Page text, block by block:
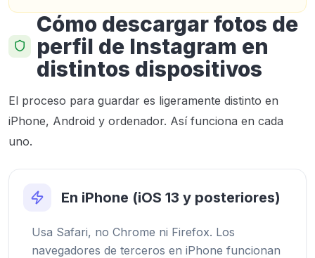
Cómo descargar fotos de
perfil de Instagram en
distintos dispositivos
El proceso para guardar es ligeramente distinto en
iPhone, Android y ordenador. Así funciona en cada
uno.
En iPhone (iOS 13 y posteriores)
Usa Safari, no Chrome ni Firefox. Los
navegadores de terceros en iPhone funcionan